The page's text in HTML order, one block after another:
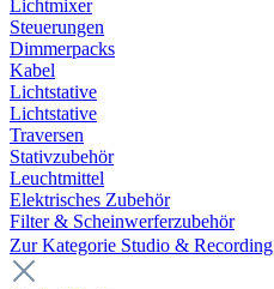
Lichtmixer
Steuerungen
Dimmerpacks
Kabel
Lichtstative
Lichtstative
Traversen
Stativzubehör
Leuchtmittel
Elektrisches Zubehör
Filter & Scheinwerferzubehör
Zur Kategorie Studio & Recording